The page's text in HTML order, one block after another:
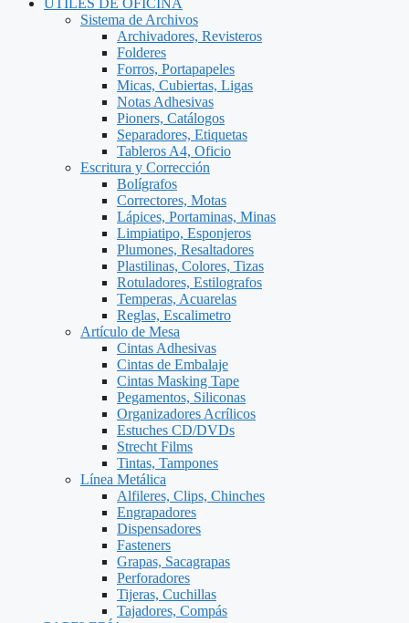
ÚTILES DE OFICINA
Sistema de Archivos
Archivadores, Revisteros
Folderes
Forros, Portapapeles
Micas, Cubiertas, Ligas
Notas Adhesivas
Pioners, Catálogos
Separadores, Etiquetas
Tableros A4, Oficio
Escritura y Corrección
Bolígrafos
Correctores, Motas
Lápices, Portaminas, Minas
Limpiatipo, Esponjeros
Plumones, Resaltadores
Plastilinas, Colores, Tizas
Rotuladores, Estilografos
Temperas, Acuarelas
Reglas, Escalimetro
Artículo de Mesa
Cintas Adhesivas
Cintas de Embalaje
Cintas Masking Tape
Pegamentos, Siliconas
Organizadores Acrílicos
Estuches CD/DVDs
Strecht Films
Tintas, Tampones
Línea Metálica
Alfileres, Clips, Chinches
Engrapadores
Dispensadores
Fasteners
Grapas, Sacagrapas
Perforadores
Tijeras, Cuchillas
Tajadores, Compás